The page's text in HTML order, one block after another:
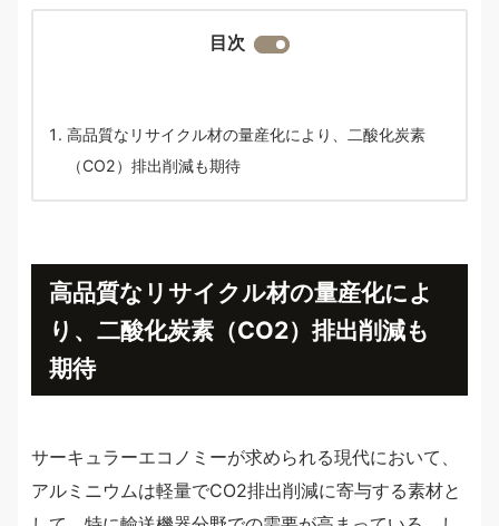
目次
高品質なリサイクル材の量産化により、二酸化炭素
（CO2）排出削減も期待
高品質なリサイクル材の量産化によ
り、二酸化炭素（CO2）排出削減も
期待
サーキュラーエコノミーが求められる現代において、
アルミニウムは軽量でCO2排出削減に寄与する素材と